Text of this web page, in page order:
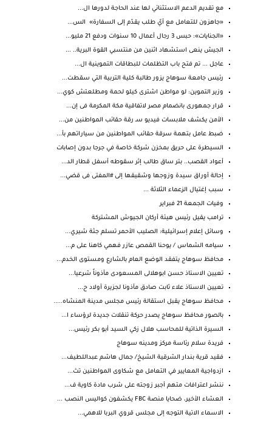
مع تقديم الدعم الاستثنائي لها عند الحاجة لدورها ال...
«جاهزون للتعامل مع أيّ طلب يقدّم إلى السفارة» الس...
«الجنايات»: حبس 3 رجال أعمال 10 سنوات ودفع 21 مليو...
الجيش ينعى استشهاد اثنين من منتسبي القوة البرية.. ...
عاجل ... تم فتح باب التظلمات للبطاقات التموينية ال...
رئيس جامعة سوهاج يزور طالبة كلية التربية التي سقطت...
وزير التموين: لو مواطن اشترى كيلو لحمة ومطلعتش كوي...
قرار جمهورى بانضمام مصر لاتفاقية مكة المكرمة فى إن...
الأمن يكشف ملابسات فيديو سـ رقة حقائب المواطنين من...
ضبط عامل بتهمة سرقة حقائب المواطنين من سياراتهم بأ...
السيطرة على حريق بمخزن شركة خاصة في جرجا بدون إصابات
أعواد القصب.. بتر ساق طالب إثر سقوطه أسفل قطار الد...
إحالة أوراق سيدة وزوجها وشقيقها إلى #المفتى فى قضي...
سبب إغتيال الزعماء الثلاثة ...
وفيات الجمعة 21 فبراير
ترامب يقيل رئيس هيئة أركان الجيوش المشتركة
وسائل إعلام إسرائيلية: الصليب الأحمر تسلم جثة شيري...
سيامه الشماس / يوحنا القمص عازر فهمي كاهنا على م...
محافظ سوهاج يتفقد الوضع العام بالشارع ومستوى الخدم...
تعيين الاستاذ حسن ابوهلالى المسعودى مأذوناً شرعيا...
تعيين الاستاذ علاء ثابت صادق مأذونا لجزيرة أولاد ح...
محافظ سوهاج يقبل استقالة رئيس مجلس مدينة المنشاه.....
بالصور محافظ سوهاج يصدر حركة تنقلات جديدة لرؤساء ا...
السيرة الذاتية للمحاسب هلال زكي السيد أبو بكر رئيس...
فريدة سلام رئاسة مركز ومدينه سوهاج
فقيد قرية بندار الشرقية الشيخ/ جمال هاشم عبداللطيف...
ازدواجية المعايير في التعامل مع شكاوى المواطنين تث...
ننشر اعترافات متهم أجبر زوجته على شرب مادة كاوية ف...
العشاء الأخير، ضحايا منصة FBC يكشفون كواليس النصب ...
الاسماء الاتية التوجه إلى مجلس قروي البربا للاهمي...